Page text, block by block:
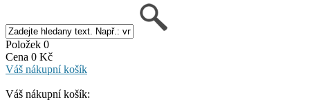
Položek 0
Cena 0 Kč
Váš nákupní košík
Váš nákupní košík: